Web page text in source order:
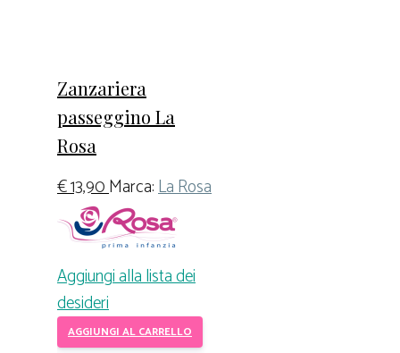
Zanzariera
passeggino La
Rosa
€13,90Marca:La Rosa
Aggiungi alla lista dei
desideri
AGGIUNGI AL CARRELLO